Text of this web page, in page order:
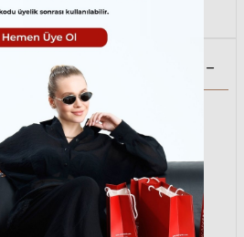
57 Polarize Lacivert Unisex
güneş gözlüğü, tarzı ve
bir aksesuar. Hem erkekler hem de
gözlüğü, güneşin zararlı
stilinizi de yansıtır.
, güneş ışınlarının yatay yüzeylerden
bir filtre içeren bir gözlük türüdür. Bu
yansıma, kamaşma gibi